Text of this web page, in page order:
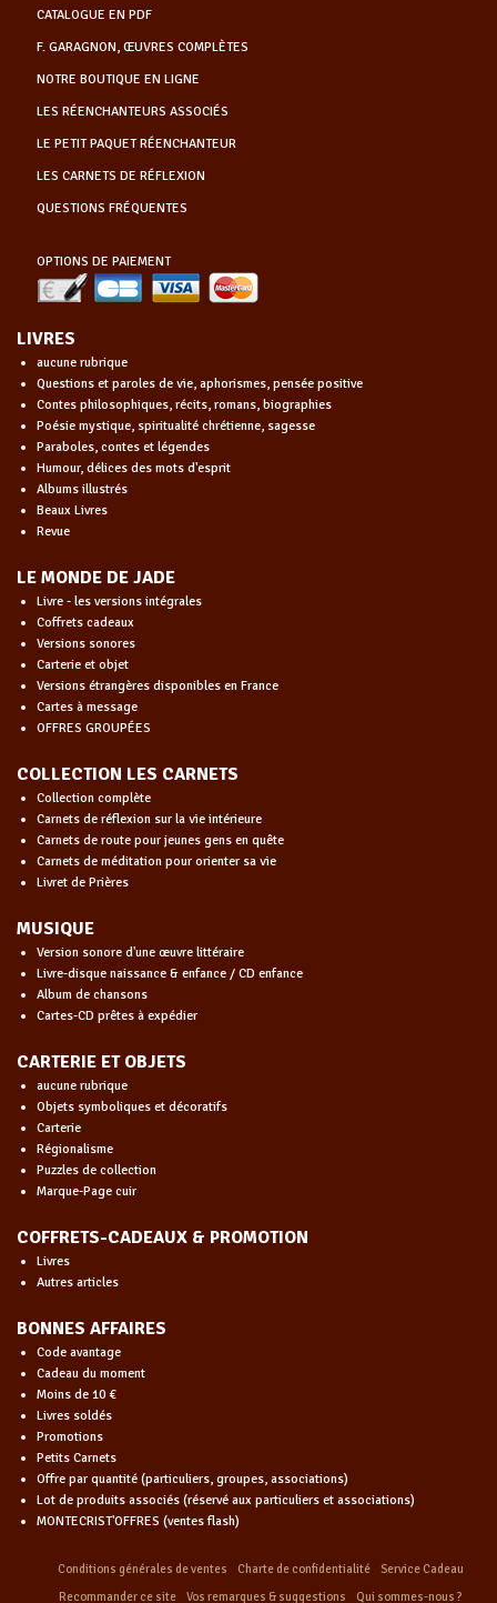
CATALOGUE EN PDF
F. GARAGNON, ŒUVRES COMPLÈTES
NOTRE BOUTIQUE EN LIGNE
LES RÉENCHANTEURS ASSOCIÉS
LE PETIT PAQUET RÉENCHANTEUR
LES CARNETS DE RÉFLEXION
QUESTIONS FRÉQUENTES
OPTIONS DE PAIEMENT
LIVRES
aucune rubrique
Questions et paroles de vie, aphorismes, pensée positive
Contes philosophiques, récits, romans, biographies
Poésie mystique, spiritualité chrétienne, sagesse
Paraboles, contes et légendes
Humour, délices des mots d'esprit
Albums illustrés
Beaux Livres
Revue
LE MONDE DE JADE
Livre - les versions intégrales
Coffrets cadeaux
Versions sonores
Carterie et objet
Versions étrangères disponibles en France
Cartes à message
OFFRES GROUPÉES
COLLECTION LES CARNETS
Collection complète
Carnets de réflexion sur la vie intérieure
Carnets de route pour jeunes gens en quête
Carnets de méditation pour orienter sa vie
Livret de Prières
MUSIQUE
Version sonore d'une œuvre littéraire
Livre-disque naissance & enfance / CD enfance
Album de chansons
Cartes-CD prêtes à expédier
CARTERIE ET OBJETS
aucune rubrique
Objets symboliques et décoratifs
Carterie
Régionalisme
Puzzles de collection
Marque-Page cuir
COFFRETS-CADEAUX & PROMOTION
Livres
Autres articles
BONNES AFFAIRES
Code avantage
Cadeau du moment
Moins de 10 €
Livres soldés
Promotions
Petits Carnets
Offre par quantité (particuliers, groupes, associations)
Lot de produits associés (réservé aux particuliers et associations)
MONTECRIST'OFFRES (ventes flash)
Conditions générales de ventes Charte de confidentialité
Service Cadeau
Recommander ce site
Vos remarques & suggestions Qui sommes-nous ?